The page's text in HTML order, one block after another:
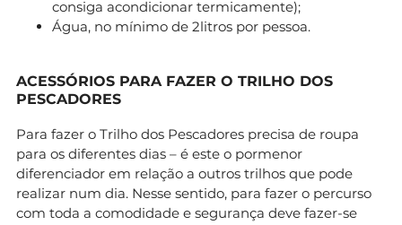
consiga acondicionar termicamente);
Água, no mínimo de 2litros por pessoa.
ACESSÓRIOS PARA FAZER O TRILHO DOS
PESCADORES
Para fazer o Trilho dos Pescadores precisa de roupa
para os diferentes dias – é este o pormenor
diferenciador em relação a outros trilhos que pode
realizar num dia. Nesse sentido, para fazer o percurso
com toda a comodidade e segurança deve fazer-se